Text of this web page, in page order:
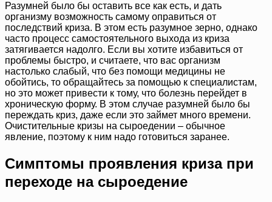
Разумней было бы оставить все как есть, и дать
организму возможность самому оправиться от
последствий криза. В этом есть разумное зерно, однако
часто процесс самостоятельного выхода из криза
затягивается надолго. Если вы хотите избавиться от
проблемы быстро, и считаете, что вас организм
настолько слабый, что без помощи медицины не
обойтись, то обращайтесь за помощью к специалистам,
но это может привести к тому, что болезнь перейдет в
хроническую форму. В этом случае разумней было бы
переждать криз, даже если это займет много времени.
Очистительные кризы на сыроедении – обычное
явление, поэтому к ним надо готовиться заранее.
Симптомы проявления криза при
переходе на сыроедение